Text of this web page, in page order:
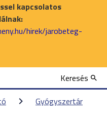
kapcsolatos
hirek/jarobeteg-
Keresés
Gyógyszertár